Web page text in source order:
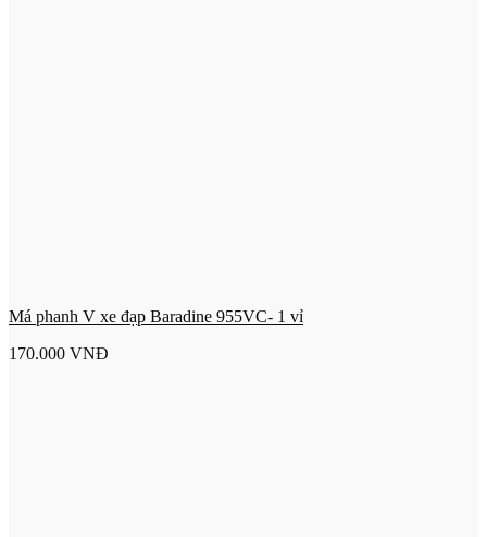
Má phanh V xe đạp Baradine 955VC- 1 vỉ
170.000 VNĐ